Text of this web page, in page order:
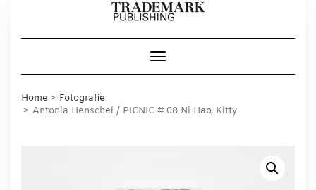
Toggle Navigation
Home
Fotografie
Antonia Henschel / PICNIC # 08 Ni Hao, Kitty